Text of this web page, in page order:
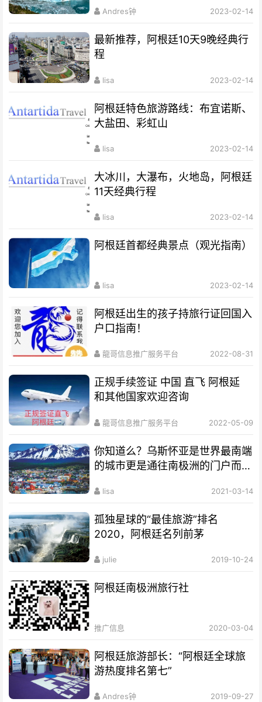
Andres钟 2023-02-14
最新推荐，阿根廷10天9晚经典行
程
lisa 2023-02-14
阿根廷特色旅游路线：布宜诺斯、
大盐田、彩虹山
lisa 2023-02-14
大冰川，大瀑布，火地岛，阿根廷
11天经典行程
lisa 2023-02-14
阿根廷首都经典景点（观光指南）
lisa 2023-02-14
阿根廷出生的孩子持旅行证回国入
户口指南！
龍哥信息推广服务平台 2022-08-31
正规手续签证 中国 直飞 阿根延
和其他国家欢迎咨询
龍哥信息推广服务平台 2022-05-09
你知道么？乌斯怀亚是世界最南端
的城市更是通往南极洲的门户而驰
lisa 2021-03-14
孤独星球的“最佳旅游”排名
2020，阿根廷名列前茅
julie 2019-10-24
阿根廷南极洲旅行社
推广信息 2020-03-04
阿根廷旅游部长：“阿根廷全球旅
游热度排名第七”
Andres钟 2019-09-27